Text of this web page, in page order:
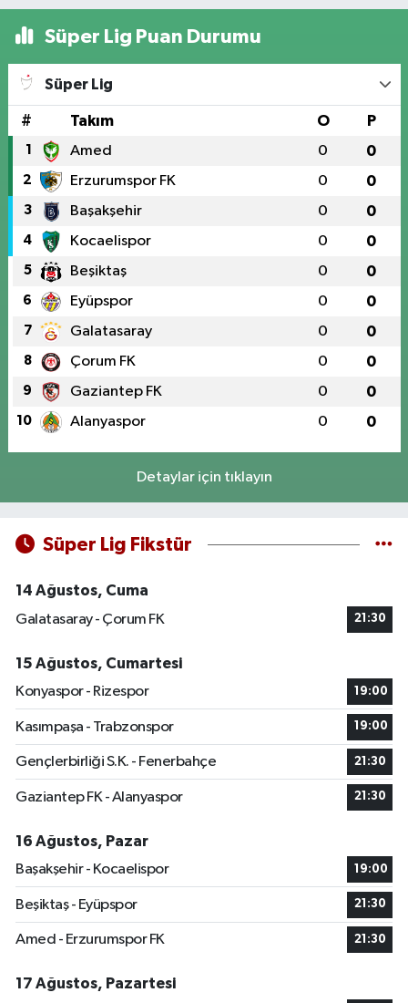
Süper Lig Puan Durumu
Süper Lig
# Takım O P
1 Amed 0 0
2 Erzurumspor FK 0 0
3 Başakşehir 0 0
4 Kocaelispor 0 0
5 Beşiktaş 0 0
6 Eyüpspor 0 0
7 Galatasaray 0 0
8 Çorum FK 0 0
9 Gaziantep FK 0 0
10 Alanyaspor 0 0
Detaylar için tıklayın
Süper Lig Fikstür
14 Ağustos, Cuma
Galatasaray - Çorum FK
21:30
15 Ağustos, Cumartesi
Konyaspor - Rizespor
19:00
Kasımpaşa - Trabzonspor 19:00
Gençlerbirliği S.K. - Fenerbahçe 21:30
Gaziantep FK - Alanyaspor 21:30
16 Ağustos, Pazar
Başakşehir - Kocaelispor
19:00
Beşiktaş - Eyüpspor 21:30
Amed - Erzurumspor FK 21:30
17 Ağustos, Pazartesi